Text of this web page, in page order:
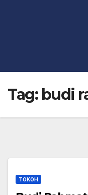
Tag: budi
TOKOH